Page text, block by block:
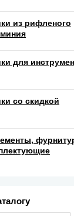
из рифленого
для
со скидкой